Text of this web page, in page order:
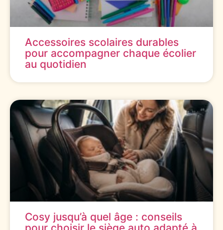
Accessoires scolaires durables
pour accompagner chaque écolier
au quotidien
Cosy jusqu’à quel âge : conseils